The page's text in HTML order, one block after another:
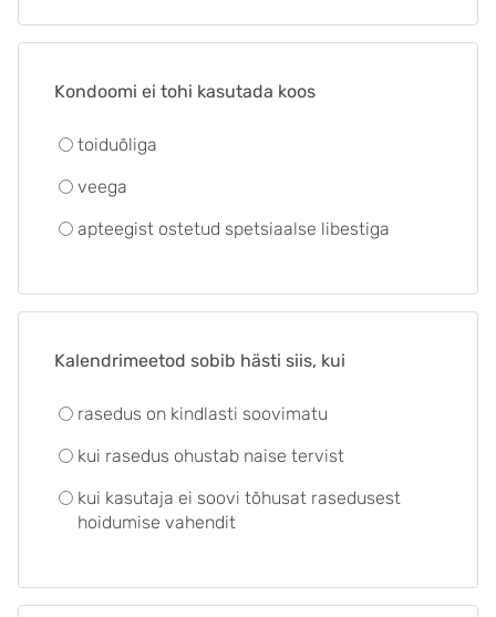
Kondoomi ei tohi kasutada koos
toiduõliga
veega
apteegist ostetud spetsiaalse libestiga
Kalendrimeetod sobib hästi siis, kui
rasedus on kindlasti soovimatu
kui rasedus ohustab naise tervist
kui kasutaja ei soovi tõhusat rasedusest
hoidumise vahendit